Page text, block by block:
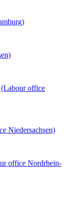
office
Niedersachsen)
office Nordrhein-